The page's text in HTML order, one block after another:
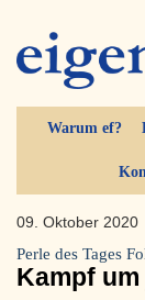
Warum ef?
09. Oktober 2020
Perle des Tages
Kampf